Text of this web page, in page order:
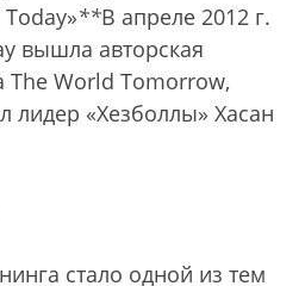
**В апреле 2012 г.
вышла авторская
The World Tomorrow,
лидер «Хезболлы» Хасан
стало одной из тем